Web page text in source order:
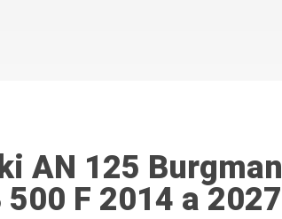
AN 125 Burgman
F 2014 a 2027